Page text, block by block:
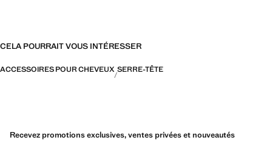
CELA POURRAIT VOUS INTÉRESSER
ACCESSOIRES POUR CHEVEUX SERRE-TÊTE
Recevez promotions exclusives, ventes privées et nouveautés